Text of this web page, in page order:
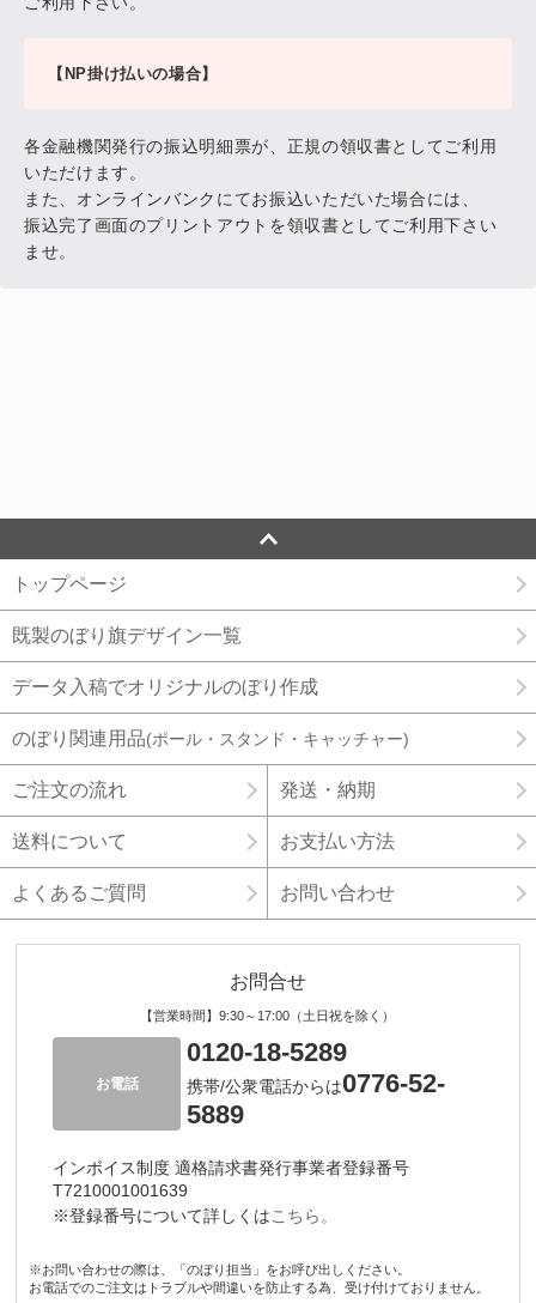
トップページ
既製のぼり旗デザイン一覧
データ入稿でオリジナルのぼり作成
のぼり関連用品(ポール・スタンド・キャッチャー)
ご注文の流れ 発送・納期
送料について お支払い方法
よくあるご質問 お問い合わせ
お問合せ
【営業時間】9:30～17:00（土日祝を除く）
お電話
0120-18-5289
携帯/公衆電話からは0776-52-
5889
インボイス制度 適格請求書発行事業者登録番号
T7210001001639
※登録番号について詳しくはこちら。
※お問い合わせの際は、「のぼり担当」をお呼び出しください。
お電話でのご注文はトラブルや間違いを防止する為、受け付けておりません。